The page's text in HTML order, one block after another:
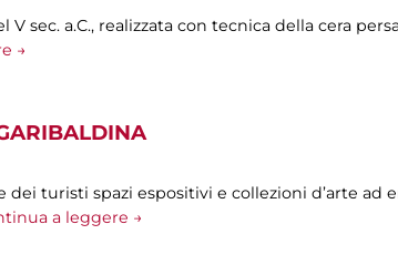
sec. a.C., realizzata con tecnica della cera
→
turisti spazi espositivi e collezioni d’arte ad
a leggere →